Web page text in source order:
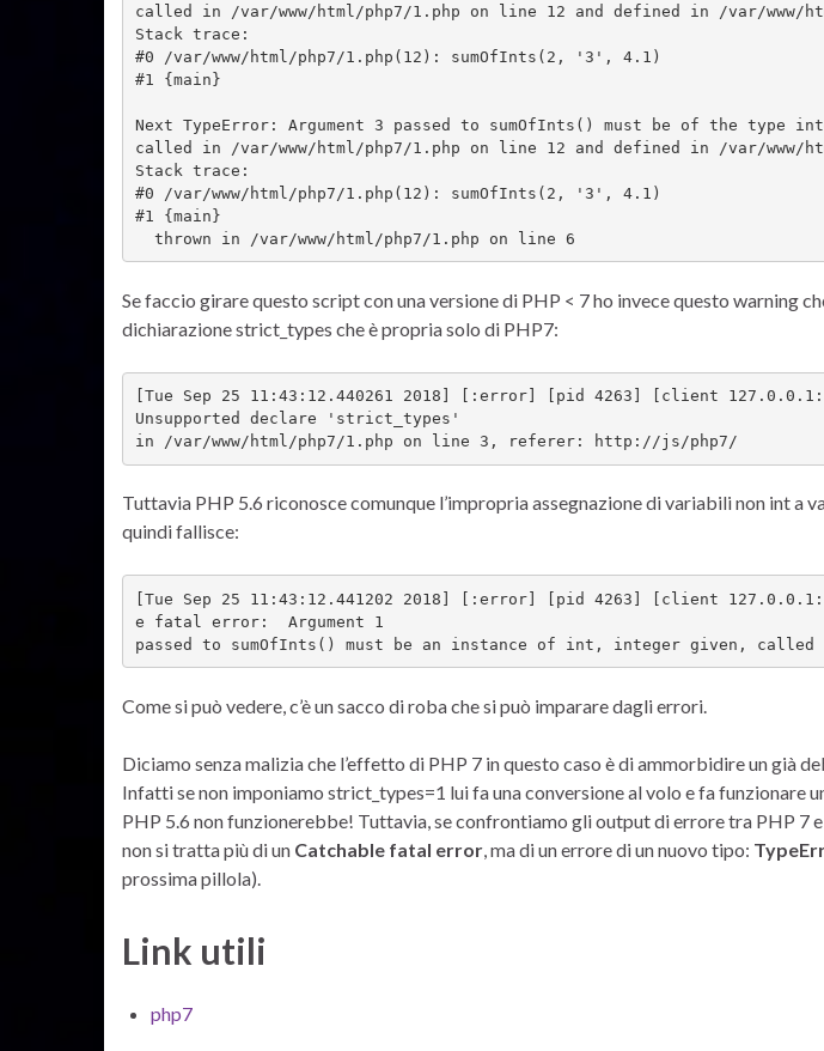
called in /var/www/html/php7/1.php on line 12 and defined in /var/www/
Stack trace:
#0 /var/www/html/php7/1.php(12): sumOfInts(2, '3', 4.1)
#1 {main}
Next TypeError: Argument 3 passed to sumOfInts() must be of the type
called in /var/www/html/php7/1.php on line 12 and defined in /var/www/
Stack trace:
#0 /var/www/html/php7/1.php(12): sumOfInts(2, '3', 4.1)
#1 {main}
  thrown in /var/www/html/php7/1.php on line 6
Se faccio girare questo script con una versione di PHP < 7 ho invece questo warning
dichiarazione strict_types che è propria solo di PHP7:
[Tue Sep 25 11:43:12.440261 2018] [:error] [pid 4263] [client
Unsupported declare 'strict_types'
in /var/www/html/php7/1.php on line 3, referer: http://js/php7/
Tuttavia PHP 5.6 riconosce comunque l’impropria assegnazione di variabili non int a
quindi fallisce:
[Tue Sep 25 11:43:12.441202 2018] [:error] [pid 4263] [client
e fatal error:  Argument 1
passed to sumOfInts() must be an instance of int, integer given, called
Come si può vedere, c’è un sacco di roba che si può imparare dagli errori.
Diciamo senza malizia che l’effetto di PHP 7 in questo caso è di ammorbidire un già
Infatti se non imponiamo strict_types=1 lui fa una conversione al volo e fa funzionare
PHP 5.6 non funzionerebbe! Tuttavia, se confrontiamo gli output di errore tra PHP 7
non si tratta più di un Catchable fatal error , ma di un errore di un nuovo tipo:
prossima pillola).
Link utili
php7